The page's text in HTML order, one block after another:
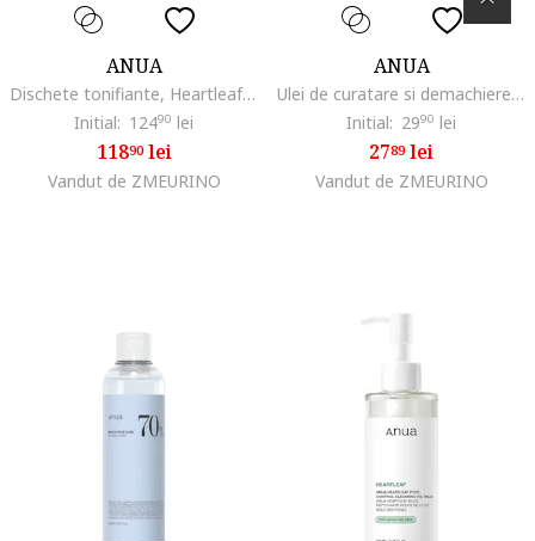
ANUA
Dischete tonifiante, Heartleaf 77%, 70 buc
Initial: 12490 lei
11890lei
Vandut de ZMEURINO
ANUA
Ulei de curatare si demachiere, Heartleaf Pore Control, 20 ml
Initial: 2990 lei
2789lei
Vandut de ZMEURINO